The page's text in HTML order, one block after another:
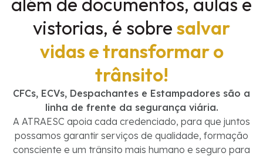
vistorias, é sobre salvar
vidas e transformar o
trânsito!
CFCs, ECVs, Despachantes e Estampadores são a
linha de frente da segurança viária.
A ATRAESC apoia cada credenciado, para que juntos
possamos garantir serviços de qualidade, formação
consciente e um trânsito mais humano e seguro para